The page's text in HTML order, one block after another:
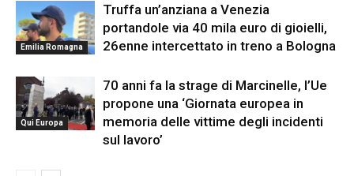
Emilia Romagna
Truffa un’anziana a Venezia
portandole via 40 mila euro di gioielli,
26enne intercettato in treno a Bologna
Qui Europa
70 anni fa la strage di Marcinelle, l’Ue
propone una ‘Giornata europea in
memoria delle vittime degli incidenti
sul lavoro’